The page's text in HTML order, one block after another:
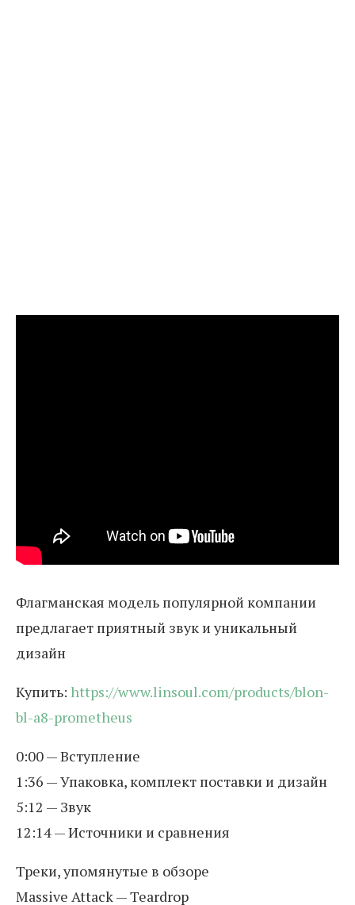
Флагманская модель популярной компании
предлагает приятный звук и уникальный
дизайн
Купить: https://www.linsoul.com/products/blon-
bl-a8-prometheus
0:00 — Вступление
1:36 — Упаковка, комплект поставки и дизайн
5:12 — Звук
12:14 — Источники и сравнения
Треки, упомянутые в обзоре
Massive Attack — Teardrop